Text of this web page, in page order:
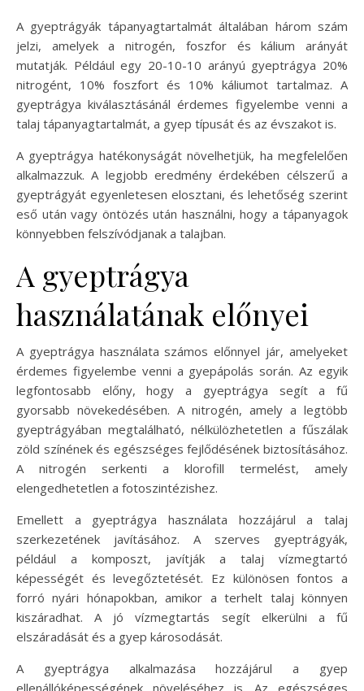
A gyeptrágyák tápanyagtartalmát általában három szám
jelzi, amelyek a nitrogén, foszfor és kálium arányát
mutatják. Például egy 20-10-10 arányú gyeptrágya 20%
nitrogént, 10% foszfort és 10% káliumot tartalmaz. A
gyeptrágya kiválasztásánál érdemes figyelembe venni a
talaj tápanyagtartalmát, a gyep típusát és az évszakot is.
A gyeptrágya hatékonyságát növelhetjük, ha megfelelően
alkalmazzuk. A legjobb eredmény érdekében célszerű a
gyeptrágyát egyenletesen elosztani, és lehetőség szerint
eső után vagy öntözés után használni, hogy a tápanyagok
könnyebben felszívódjanak a talajban.
A gyeptrágya
használatának előnyei
A gyeptrágya használata számos előnnyel jár, amelyeket
érdemes figyelembe venni a gyepápolás során. Az egyik
legfontosabb előny, hogy a gyeptrágya segít a fű
gyorsabb növekedésében. A nitrogén, amely a legtöbb
gyeptrágyában megtalálható, nélkülözhetetlen a fűszálak
zöld színének és egészséges fejlődésének biztosításához.
A nitrogén serkenti a klorofill termelést, amely
elengedhetetlen a fotoszintézishez.
Emellett a gyeptrágya használata hozzájárul a talaj
szerkezetének javításához. A szerves gyeptrágyák,
például a komposzt, javítják a talaj vízmegtartó
képességét és levegőztetését. Ez különösen fontos a
forró nyári hónapokban, amikor a terhelt talaj könnyen
kiszáradhat. A jó vízmegtartás segít elkerülni a fű
elszáradását és a gyep károsodását.
A gyeptrágya alkalmazása hozzájárul a gyep
ellenállóképességének növeléséhez is. Az egészséges